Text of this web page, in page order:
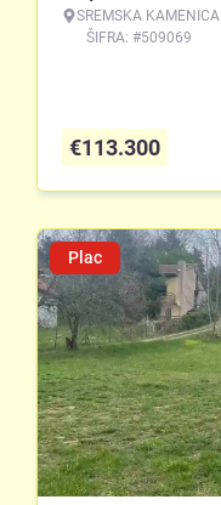
SREMSKA KAMENICA
ŠIFRA: #509069
€113.300
Plac